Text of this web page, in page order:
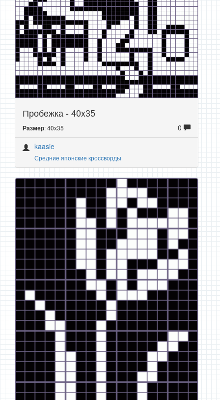
Пробежка - 40x35
Размер: 40x35
0
kaasie
Средние японские кроссворды